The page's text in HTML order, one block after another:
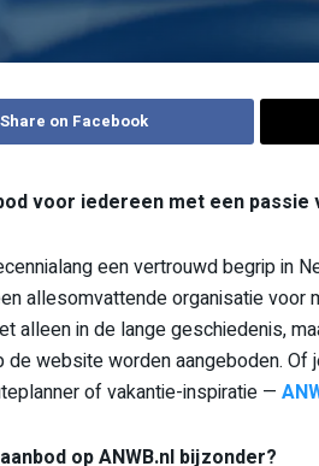
Share on Facebook
voor iedereen met een
een vertrouwd begrip in
allesomvattende organisatie voor
alleen in de lange geschiedenis,
de website worden aangeboden.
of vakantie-inspiratie —
op ANWB.nl bijzonder?